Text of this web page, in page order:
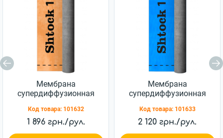
Мембрана
супердиффузионная
Код товара: 101632
1 896 грн./рул.
Мембрана
супердиффузионная
Код товара: 101633
2 120 грн./рул.